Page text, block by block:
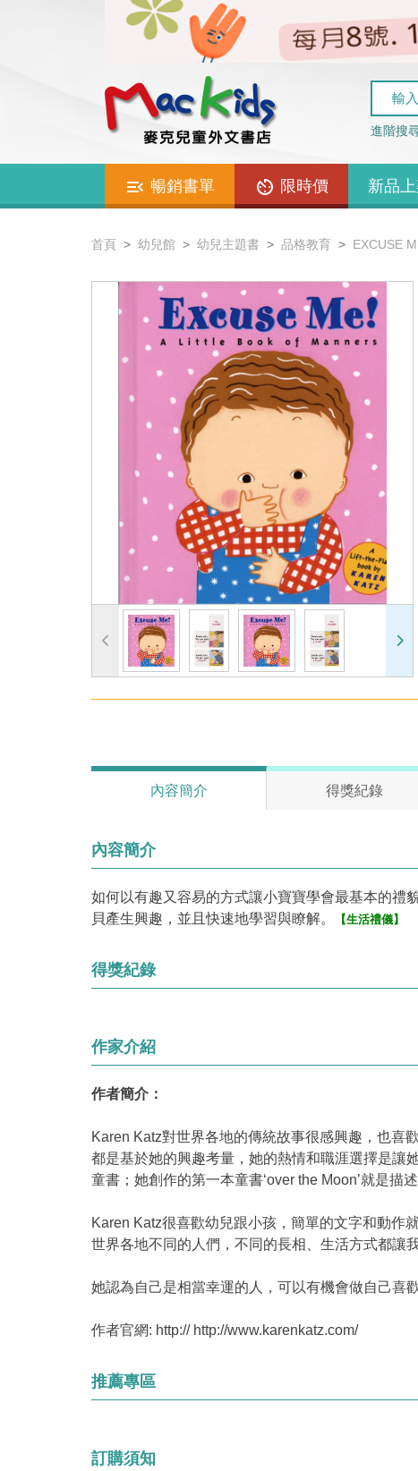
進階搜
暢銷書單 限時價 新品
首頁 幼兒館 幼兒主題書 品格教育 EXCUSE
內容簡介 得獎紀錄
內容簡介
如何以有趣又容易的方式讓小寶寶學會最基本的禮
貝產生興趣，並且快速地學習與瞭解。
【生活禮儀】
得獎紀錄
作家介紹
作者簡介：
Karen Katz對世界各地的傳統故事很感興趣，也喜
都是基於她的興趣考量，她的熱情和職涯選擇是讓
童書；她創作的第一本童書‘over the Moon’就是描
Karen Katz很喜歡幼兒跟小孩，簡單的文字和動作
世界各地不同的人們，不同的長相、生活方式都讓
她認為自己是相當幸運的人，可以有機會做自己喜
作者官網: http:// http://www.karenkatz.com/
推薦專區
訂購須知